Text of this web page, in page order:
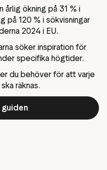
årlig ökning på 31 % i
på 120 % i sökvisningar
2024 i EU.
söker inspiration för
specifika högtider.
du behöver för att varje
räknas.
guiden